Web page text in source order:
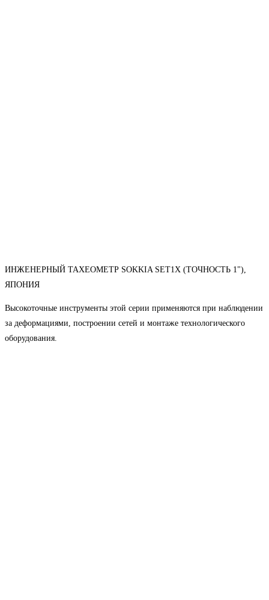
ИНЖЕНЕРНЫЙ ТАХЕОМЕТР SOKKIA SET1X (ТОЧНОСТЬ 1"),
ЯПОНИЯ
Высокоточные инструменты этой серии применяются при наблюдении
за деформациями, построении сетей и монтаже технологического
оборудования.